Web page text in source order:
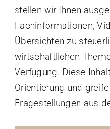
stellen wir Ihnen
Fachinformationen,
Übersichten zu
wirtschaftlichen
Verfügung. Diese
Orientierung und
Fragestellungen aus